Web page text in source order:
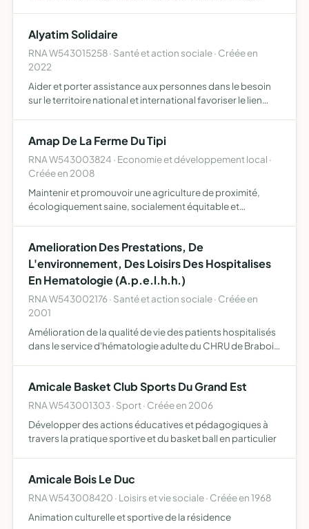
Alyatim Solidaire
RNA W543015258 · Santé et action sociale · Créée en
2022
Aider et porter assistance aux personnes dans le besoin
sur le territoire national et international favoriser le lien
Amap De La Ferme Du Tipi
RNA W543003824 · Economie et développement local ·
Créée en 2008
Maintenir et promouvoir une agriculture de proximité,
écologiquement saine, socialement équitable et
Paysanne) el…
Amelioration Des Prestations, De
L'environnement, Des Loisirs Des Hospitalises
En Hematologie (A.p.e.l.h.h.)
RNA W543002176 · Santé et action sociale · Créée en
2001
Amélioration de la qualité de vie des patients hospitalisés
dans le service d'hématologie adulte du CHRU de Brabois
Amicale Basket Club Sports Du Grand Est
RNA W543001303 · Sport · Créée en 2006
Développer des actions éducatives et pédagogiques à
travers la pratique sportive et du basket ball en particulier
Amicale Bois Le Duc
RNA W543008420 · Loisirs et vie sociale · Créée en 1968
Animation culturelle et sportive de la résidence